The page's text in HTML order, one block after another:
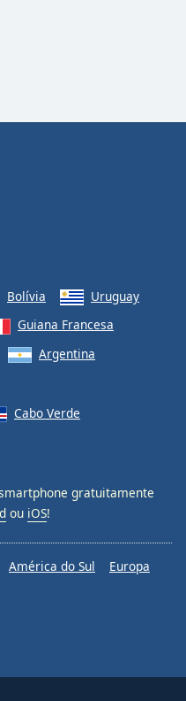
Bolívia
Uruguay
Guiana Francesa
Argentina
Cabo Verde
gratuitamente
ou iOS!
América do Sul
Europa